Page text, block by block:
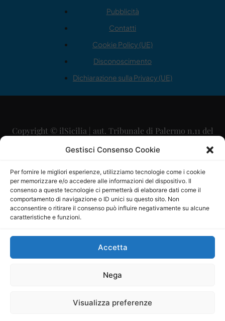
Gestisci Consenso Cookie
Per fornire le migliori esperienze, utilizziamo tecnologie come i cookie
per memorizzare e/o accedere alle informazioni del dispositivo. Il
consenso a queste tecnologie ci permetterà di elaborare dati come il
comportamento di navigazione o ID unici su questo sito. Non
acconsentire o ritirare il consenso può influire negativamente su alcune
caratteristiche e funzioni.
Accetta
Nega
Visualizza preferenze
Pubblicità
Contatti
Cookie Policy (UE)
Disconoscimento
Dichiarazione sulla Privacy (UE)
Copyright © ilSicilia | aut. Tribunale di Palermo n.11 del
29/09/2015
Direttore Editoriale: Maurizio Scaglione
Direttore Responsabile: Maria Calabrese
P.IVA: 06334930820
Mercurio Comunicazione Società Cooperativa a r.l. è
iscritta al Registro degli Operatori di Comunicazione al
Sito gestito daLa Digitale srl–info@ladigitale.it